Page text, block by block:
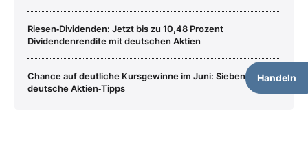
Handeln
Riesen‑Dividenden: Jetzt bis zu 10,48 Prozent
Dividendenrendite mit deutschen Aktien
Chance auf deutliche Kursgewinne im Juni: Sieben
deutsche Aktien‑Tipps